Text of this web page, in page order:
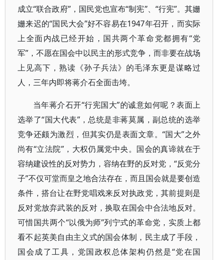
成立“联合政府”，国民党也宣布“制宪”、“行宪”。其姗
姗来迟的“国民大会”好不容易在1947年召开，而实际
上全面内战已经开始，国共两个革命党都拥有“党
军”，不愿在国会中以民主的形式竞争，而非要在战场
上见高下，熟读《孙子兵法》的毛泽东更是谋略过
人，三年内即将蒋介石全面击垮。
当年蒋介石开“行宪国大”的诚意如何呢？表面上
选举了“国大代表”，总统是非蒋莫属，副总统的选举
竞争还颇为激烈，但其实仍是表面文章。“国大”之外
尚有“立法院”，大权仍属党中央。国会的真谛就在于
容纳建设性的反对势力，容纳在野的反对党，“反党分
子”不仅可堂而皇之地合法存在，而且国会就是要创造
条件，搭台让在野党唱戏来反对执政党，其前提则是
反对党放弃武装的反对，换取在国会中合法地反对。
可惜国共两个“以俄为师”列宁式的革命党，实质上都
看不起英美自由主义式的国会体制，民主成了手段，
国会成了工具，党国政权总体架构仍然是“党在国